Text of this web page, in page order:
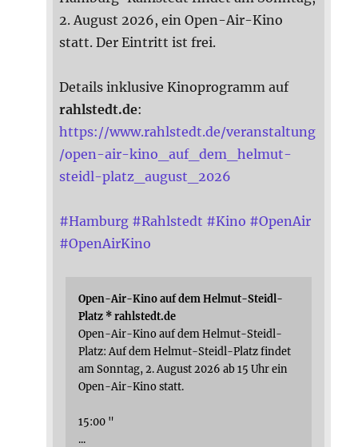
2. August 2026, ein Open-Air-Kino
statt. Der Eintritt ist frei.
Details inklusive Kinoprogramm auf
rahlstedt.de:
https://www.rahlstedt.de/veranstaltung
/open-air-kino_auf_dem_helmut-
steidl-platz_august_2026
#Hamburg #Rahlstedt #Kino #OpenAir
#OpenAirKino
Open-Air-Kino auf dem Helmut-Steidl-
Platz * rahlstedt.de
Open-Air-Kino auf dem Helmut-Steidl-
Platz: Auf dem Helmut-Steidl-Platz findet
am Sonntag, 2. August 2026 ab 15 Uhr ein
Open-Air-Kino statt.
15:00 "
...